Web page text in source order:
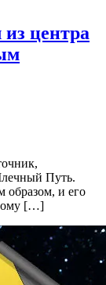
центра
Путь.
образом, и его
[…]